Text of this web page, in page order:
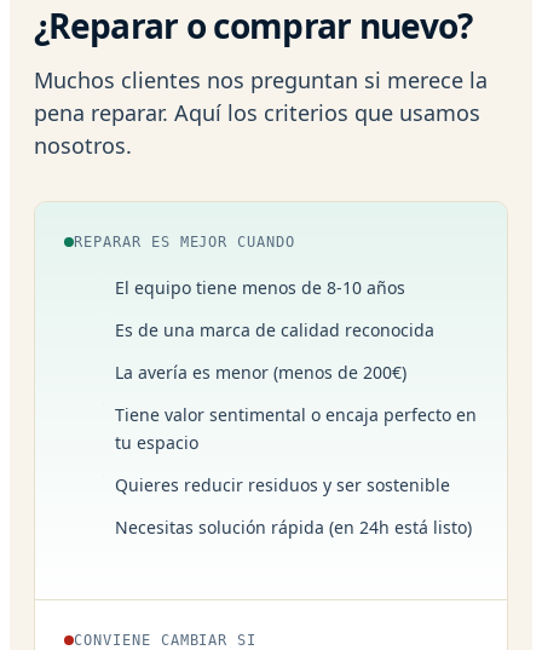
¿Reparar o comprar nuevo?
Muchos clientes nos preguntan si merece la
pena reparar. Aquí los criterios que usamos
nosotros.
REPARAR ES MEJOR CUANDO
El equipo tiene menos de 8-10 años
Es de una marca de calidad reconocida
La avería es menor (menos de 200€)
Tiene valor sentimental o encaja perfecto en
tu espacio
Quieres reducir residuos y ser sostenible
Necesitas solución rápida (en 24h está listo)
CONVIENE CAMBIAR SI